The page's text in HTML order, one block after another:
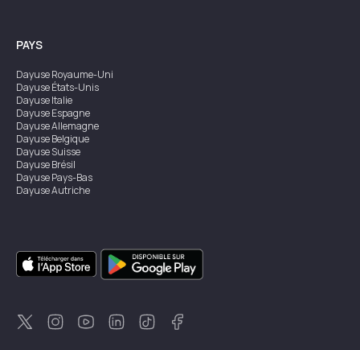
PAYS
DayuseRoyaume-Uni
DayuseÉtats-Unis
DayuseItalie
DayuseEspagne
DayuseAllemagne
DayuseBelgique
DayuseSuisse
DayuseBrésil
DayusePays-Bas
DayuseAutriche
DayuseSingapour
DayuseSuède
DayuseThaïlande
DayuseNouvelle-Zélande
DayuseTurquie